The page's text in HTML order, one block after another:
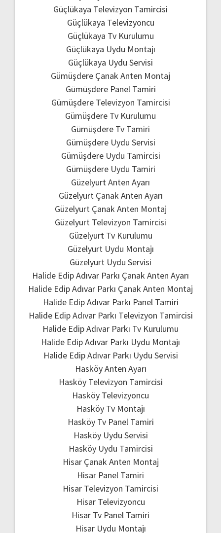
Güçlükaya Televizyon Tamircisi
Güçlükaya Televizyoncu
Güçlükaya Tv Kurulumu
Güçlükaya Uydu Montajı
Güçlükaya Uydu Servisi
Gümüşdere Çanak Anten Montaj
Gümüşdere Panel Tamiri
Gümüşdere Televizyon Tamircisi
Gümüşdere Tv Kurulumu
Gümüşdere Tv Tamiri
Gümüşdere Uydu Servisi
Gümüşdere Uydu Tamircisi
Gümüşdere Uydu Tamiri
Güzelyurt Anten Ayarı
Güzelyurt Çanak Anten Ayarı
Güzelyurt Çanak Anten Montaj
Güzelyurt Televizyon Tamircisi
Güzelyurt Tv Kurulumu
Güzelyurt Uydu Montajı
Güzelyurt Uydu Servisi
Halide Edip Adıvar Parkı Çanak Anten Ayarı
Halide Edip Adıvar Parkı Çanak Anten Montaj
Halide Edip Adıvar Parkı Panel Tamiri
Halide Edip Adıvar Parkı Televizyon Tamircisi
Halide Edip Adıvar Parkı Tv Kurulumu
Halide Edip Adıvar Parkı Uydu Montajı
Halide Edip Adıvar Parkı Uydu Servisi
Hasköy Anten Ayarı
Hasköy Televizyon Tamircisi
Hasköy Televizyoncu
Hasköy Tv Montajı
Hasköy Tv Panel Tamiri
Hasköy Uydu Servisi
Hasköy Uydu Tamircisi
Hisar Çanak Anten Montaj
Hisar Panel Tamiri
Hisar Televizyon Tamircisi
Hisar Televizyoncu
Hisar Tv Panel Tamiri
Hisar Uydu Montajı